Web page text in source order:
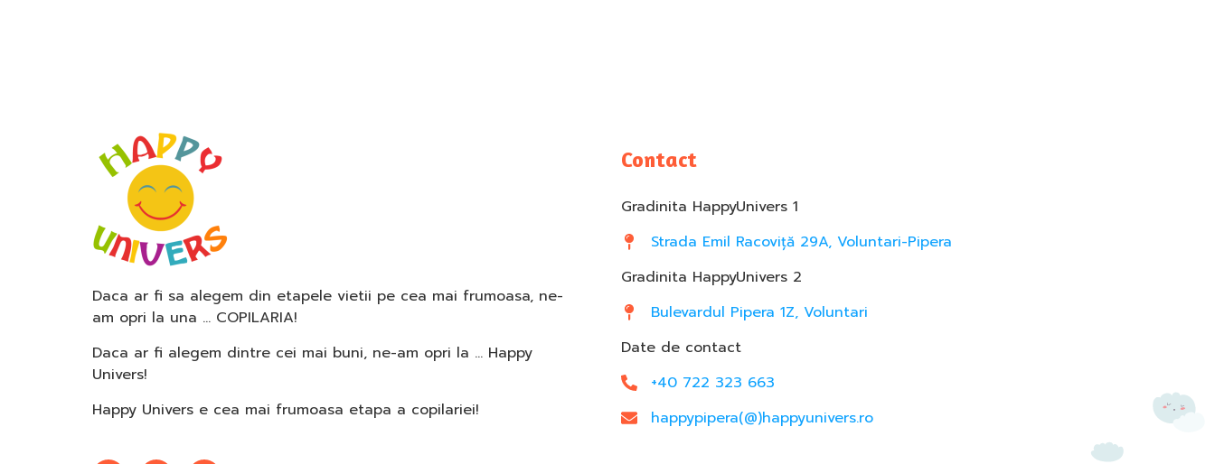
Daca ar fi sa alegem din etapele vietii pe cea mai frumoasa, ne-
am opri la una … COPILARIA!
Daca ar fi alegem dintre cei mai buni, ne-am opri la … Happy
Univers!
Happy Univers e cea mai frumoasa etapa a copilariei!
Contact
Gradinita HappyUnivers 1
Strada Emil Racoviță 29A, Voluntari-Pipera
Gradinita HappyUnivers 2
Bulevardul Pipera 1Z, Voluntari
Date de contact
+40 722 323 663
happypipera(@)happyunivers.ro